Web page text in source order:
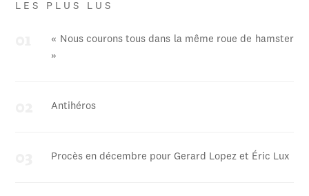
LES PLUS LUS
« Nous courons tous dans la même roue de hamster
»
Antihéros
Procès en décembre pour Gerard Lopez et Éric Lux